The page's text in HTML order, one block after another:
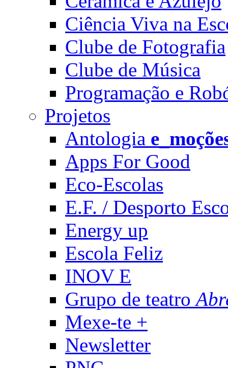
Ciência Viva na
Clube de Fotografia
Clube de Música
Programação e
Projetos
Antologia
Apps For Good
Eco-Escolas
E.F. / Desporto
Energy up
Escola Feliz
INOV E
Grupo de teatro
Mexe-te +
Newsletter